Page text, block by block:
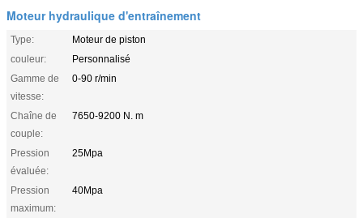
Moteur hydraulique d'entraînement
Type:
Moteur de piston
couleur:
Personnalisé
Gamme de
vitesse:
0-90 r/min
Chaîne de
couple:
7650-9200 N. m
Pression
évaluée:
25Mpa
Pression
maximum:
40Mpa